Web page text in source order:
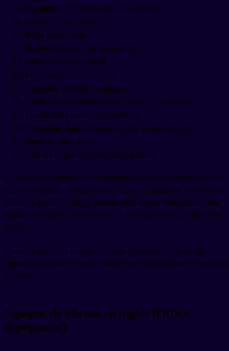
Highlighter (jáilaitur), marcador resaltador
Eraser (iréisur), borrador
Ruler (rúlur), regla
Binder (báindur), carpeta de anillas
Folder (fóuldur), carpeta
Envelope (énveloup), sobre
Notebook (nóutbuk), cuaderno
Rubber bands (rábur bands), ligas/gomas elásticas
Thumbtacks (zámtaks), chinchetas
Correction fluid (corékshun flúid), corrector líquido
Paper (péipur), papel
Glue stick (glú stik), barra de pegamento
Estos son los suministros que encontrarás en prácticamente cualquier
oficina del mundo. Si alguien te pregunta "¿Cuáles son 10 objetos de
oficina en inglés?", con los primeros diez de esta lista ya tienes una
respuesta completa. Pero claro, saber 20 siempre es mejor que saber
10. 💪
Una frase típica que podrías escuchar: "Could you pass me the
stapler (grapadora)? I need to staple these reports before the meeting
(reunión)."
Equipos de oficina en inglés (Office
Equipment)